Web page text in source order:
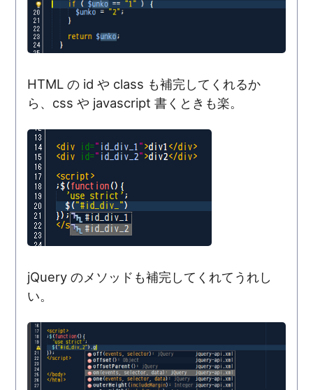
HTML の id や class も補完してくれるか
ら、css や javascript 書くときも楽。
jQuery のメソッドも補完してくれてうれし
い。